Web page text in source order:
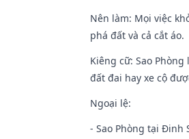
Nên làm: Mọi việc
phá đất và cả cắt áo.
Kiêng cữ: Sao
đất đai hay xe cộ
Ngoại lệ:
- Sao Phòng tại Đinh